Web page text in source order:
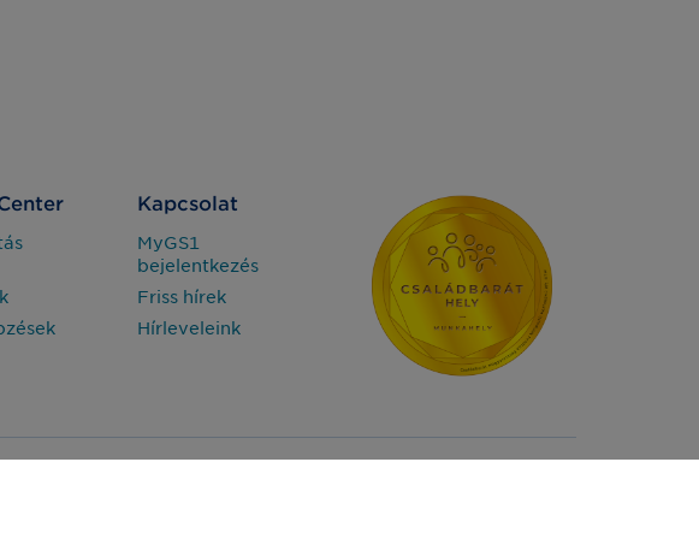
Kapcsolat
MyGS1
bejelentkezés
Friss hírek
Hírleveleink